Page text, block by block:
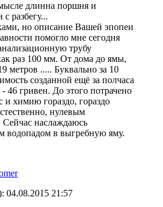
длинна поршня и
разбегу...
но описание Вашей эпопеи
помогло мне сегодня
трубу
раз 100 мм. От дома до ямы,
метров ..... Буквально за 10
созданной ещё за полчаса
46 гривен. До этого потрачено
и химию гораздо, гораздо
нулевым
Сейчас наслаждаюсь
водопадом в выгребную яму.
04.08.2015 21:57